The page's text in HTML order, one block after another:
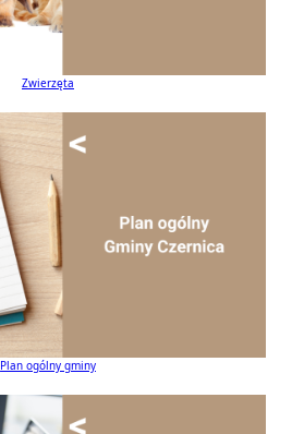
Zwierzęta
Plan ogólny gminy